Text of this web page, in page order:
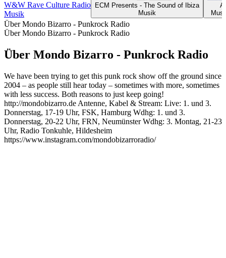
W&W Rave Culture Radio
Musik
ECM Presents - The Sound of Ibiza
Musik
Über Mondo Bizarro - Punkrock Radio
Über Mondo Bizarro - Punkrock Radio
Über Mondo Bizarro - Punkrock Radio
We have been trying to get this punk rock show off the ground since
2004 – as people still hear today – sometimes with more, sometimes
with less success. Both reasons to just keep going!
http://mondobizarro.de Antenne, Kabel & Stream: Live: 1. und 3.
Donnerstag, 17-19 Uhr, FSK, Hamburg Wdhg: 1. und 3.
Donnerstag, 20-22 Uhr, FRN, Neumünster Wdhg: 3. Montag, 21-23
Uhr, Radio Tonkuhle, Hildesheim
https://www.instagram.com/mondobizarroradio/